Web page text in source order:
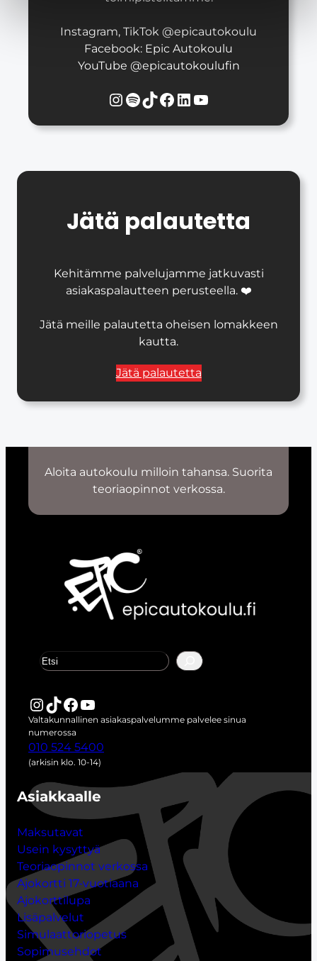
Instagram, TikTok @epicautokoulu
Facebook: Epic Autokoulu
YouTube @epicautokoulufin
Instagram
Spotify
TikTok
Facebook
LinkedIn
YouTube
Jätä palautetta
Kehitämme palvelujamme jatkuvasti
asiakaspalautteen perusteella. ❤️
Jätä meille palautetta oheisen lomakkeen
kautta.
Jätä palautetta
Aloita autokoulu milloin tahansa. Suorita
teoriaopinnot verkossa.
InstagramTikTok Facebook YouTube
Valtakunnallinen asiakaspalvelumme palvelee sinua
numerossa
010 524 5400
(arkisin klo. 10-14)
Asiakkaalle
Maksutavat
Usein kysyttyä
Teoriaopinnot verkossa
Ajokortti 17-vuotiaana
Ajokorttilupa
Lisäpalvelut
Simulaattoriopetus
Sopimusehdot